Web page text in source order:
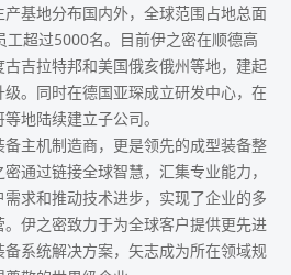
基地分布国内外，全球范围占地总面
超过5000名。目前伊之密在顺德高
吉拉特邦和美国俄亥俄州等地，建起
。同时在德国亚琛成立研发中心，在
地陆续建立子公司。
主机制造商，更是领先的成型装备整
通过链接全球智慧，汇集专业能力，
求和推动技术进步，实现了企业的多
伊之密致力于为全球客户提供更先进
系统解决方案，矢志成为所在领域规